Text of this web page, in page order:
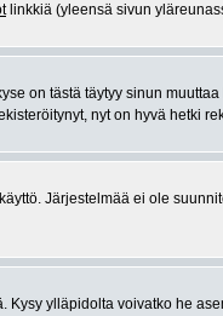
linkkiä (yleensä sivun
on tästä täytyy sinun
nyt on hyvä hetki
Järjestelmää ei ole
ylläpidolta voivatko he